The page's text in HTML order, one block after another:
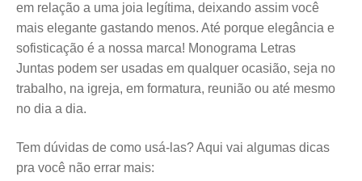
em relação a uma joia legítima, deixando assim você
mais elegante gastando menos. Até porque elegância e
sofisticação é a nossa marca! Monograma Letras
Juntas podem ser usadas em qualquer ocasião, seja no
trabalho, na igreja, em formatura, reunião ou até mesmo
no dia a dia.
Tem dúvidas de como usá-las? Aqui vai algumas dicas
pra você não errar mais: